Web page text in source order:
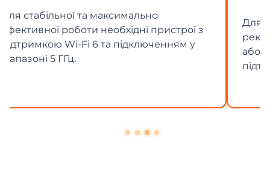
Для максимальної швидкості
рекомендується дротове підключення
або використання пристроїв із
підтримкою Wi-Fi 6 чи Wi-Fi 7.